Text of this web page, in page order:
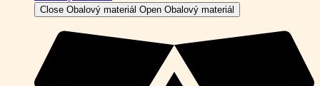
Close Obalový materiál Open Obalový materiál